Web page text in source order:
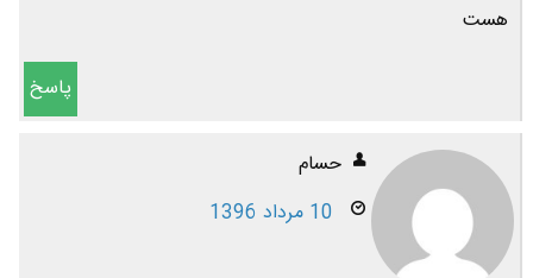
هست
پاسخ
حسام
10 مرداد 1396